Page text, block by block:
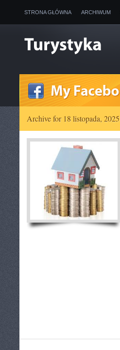
STRONA GŁÓWNA ARCHIWUM
Archive for 18 listopada, 2025